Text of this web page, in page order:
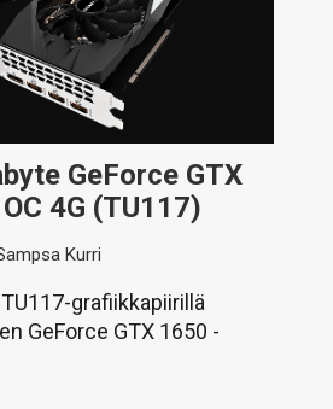
GeForce GTX
4G (TU117)
Kurri
grafiikkapiirillä
GeForce GTX 1650 -